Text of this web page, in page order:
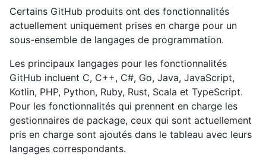
Certains GitHub produits ont des fonctionnalités
actuellement uniquement prises en charge pour un
sous-ensemble de langages de programmation.
Les principaux langages pour les fonctionnalités
GitHub incluent C, C++, C#, Go, Java, JavaScript,
Kotlin, PHP, Python, Ruby, Rust, Scala et TypeScript.
Pour les fonctionnalités qui prennent en charge les
gestionnaires de package, ceux qui sont actuellement
pris en charge sont ajoutés dans le tableau avec leurs
langages correspondants.